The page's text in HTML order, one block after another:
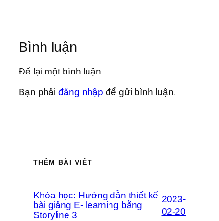
Bình luận
Để lại một bình luận
Bạn phảiđăng nhập để gửi bình luận.
THÊM BÀI VIẾT
Khóa học: Hướng dẫn thiết kế
bài giảng E- learning bằng
Storyline 3
2023-
02-20